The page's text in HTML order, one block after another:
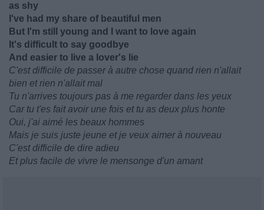
as shy
I've had my share of beautiful men
But I'm still young and I want to love again
It's difficult to say goodbye
And easier to live a lover's lie
C'est difficile de passer à autre chose quand rien n'allait
bien et rien n'allait mal
Tu n'arrives toujours pas à me regarder dans les yeux
Car tu t'es fait avoir une fois et tu as deux plus honte
Oui, j'ai aimé les beaux hommes
Mais je suis juste jeune et je veux aimer à nouveau
C'est difficile de dire adieu
Et plus facile de vivre le mensonge d'un amant